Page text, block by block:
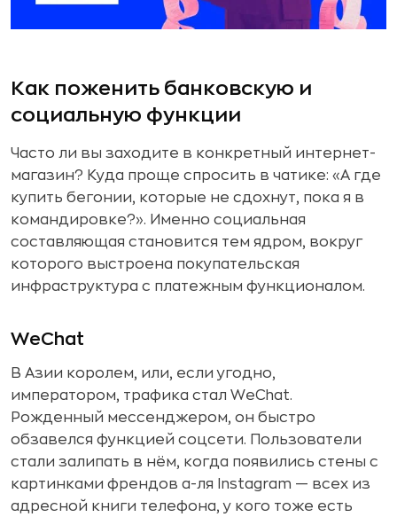
Как поженить банковскую и
социальную функции
Часто ли вы заходите в конкретный интернет-
магазин? Куда проще спросить в чатике: «А где
купить бегонии, которые не сдохнут, пока я в
командировке?». Именно социальная
составляющая становится тем ядром, вокруг
которого выстроена покупательская
инфраструктура с платежным функционалом.
WeChat
В Азии королем, или, если угодно,
императором, трафика стал WeChat.
Рожденный мессенджером, он быстро
обзавелся функцией соцсети. Пользователи
стали залипать в нём, когда появились стены с
картинками френдов а-ля Instagram — всех из
адресной книги телефона, у кого тоже есть